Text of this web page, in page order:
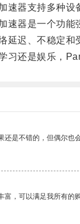
器支持多种设备
器是一个功能强
迟、不稳定和
还是娱乐，
还是不错的，但偶尔也
，可以满足我所有的购